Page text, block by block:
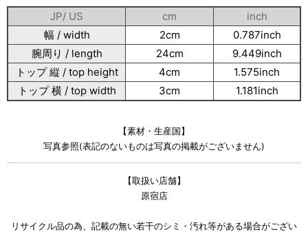
JP/ US cm
inch
幅 / width
2cm
0.787inch
腕周り / length
24cm
9.449inch
トップ 縦 / top height
4cm
1.575inch
トップ 横 / top width
3cm 1.181inch
【素材・生産国】
写真参照(表記のないものは写真の掲載がございません)
【取扱い店舗】
原宿店
リサイクル品の為、記載の無い若干のシミ・汚れ等がある場合がござい